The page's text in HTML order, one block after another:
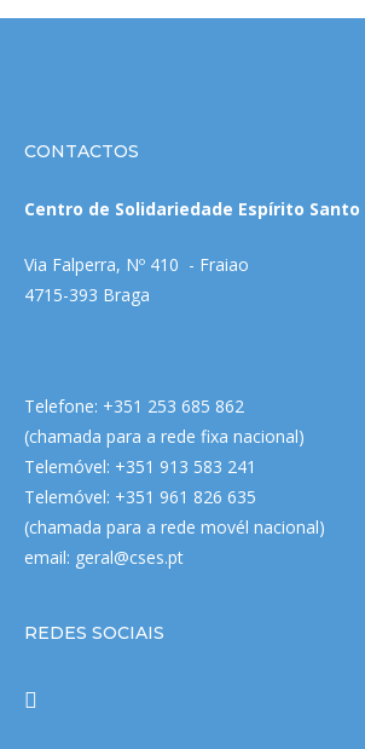
CONTACTOS
Centro de Solidariedade Espírito Santo
Via Falperra, Nº 410 - Fraiao
4715-393 Braga
Telefone: +351 253 685 862
(chamada para a rede fixa nacional)
Telemóvel: +351 913 583 241
Telemóvel: +351 961 826 635
(chamada para a rede movél nacional)
email: geral@cses.pt
REDES SOCIAIS